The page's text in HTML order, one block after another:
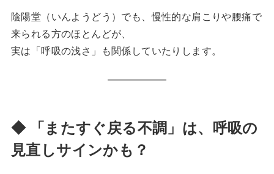
陰陽堂（いんようどう）でも、慢性的な肩こりや腰痛で
来られる方のほとんどが、
実は「呼吸の浅さ」も関係していたりします。
◆ 「またすぐ戻る不調」は、呼吸の
見直しサインかも？